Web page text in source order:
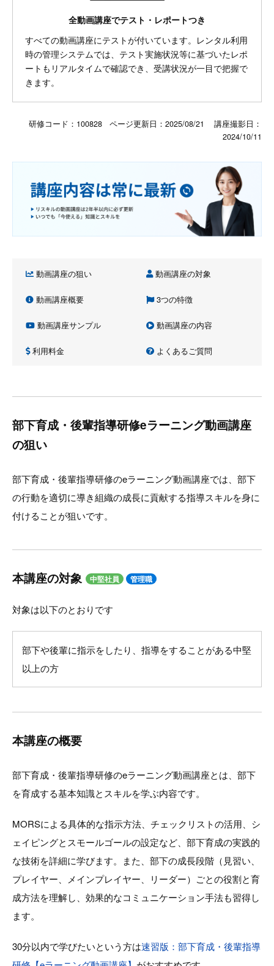
全動画講座でテスト・レポートつき
すべての動画講座にテストが付いています。レンタル利用
時の管理システムでは、テスト実施状況等に基づいたレポ
ートもリアルタイムで確認でき、受講状況が一目で把握で
きます。
研修コード：100828 ページ更新日： 2025/08/21
講座撮影日：
2024/10/11
動画講座の狙い 動画講座の対象
動画講座概要 3つの特徴
動画講座サンプル 動画講座の内容
利用料金 よくあるご質問
部下育成・後輩指導研修eラーニング動画講座
の狙い
部下育成・後輩指導研修のeラーニング動画講座では、部下
の行動を適切に導き組織の成長に貢献する指導スキルを身に
付けることが狙いです。
本講座の対象 中堅社員 管理職
対象は以下のとおりです
部下や後輩に指示をしたり、指導をすることがある中堅
以上の方
本講座の概要
部下育成・後輩指導研修のeラーニング動画講座とは、部下
を育成する基本知識とスキルを学ぶ内容です。
MORSによる具体的な指示方法、チェックリストの活用、シ
ェイピングとスモールゴールの設定など、部下育成の実践的
な技術を詳細に学びます。また、部下の成長段階（見習い、
プレイヤー、メインプレイヤー、リーダー）ごとの役割と育
成方法を理解し、効果的なコミュニケーション手法も習得し
ます。
30分以内で学びたいという方は速習版：部下育成・後輩指導